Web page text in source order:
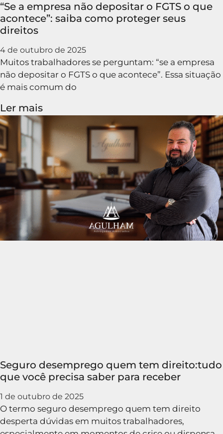
“Se a empresa não depositar o FGTS o que
acontece”: saiba como proteger seus
direitos
4 de outubro de 2025
Muitos trabalhadores se perguntam: “se a empresa
não depositar o FGTS o que acontece”. Essa situação
é mais comum do
Ler mais
Seguro desemprego quem tem direito:tudo
que você precisa saber para receber
1 de outubro de 2025
O termo seguro desemprego quem tem direito
desperta dúvidas em muitos trabalhadores,